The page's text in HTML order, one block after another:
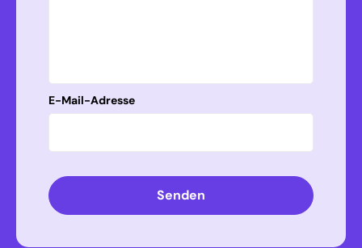
E-Mail-Adresse
Senden